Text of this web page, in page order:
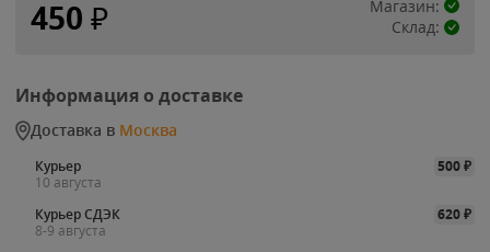
450 ₽
Магазин:
Склад:
Информация о доставке
Доставка в Москва
Курьер 500₽
10 августа
Курьер СДЭК
620₽
8-9 августа